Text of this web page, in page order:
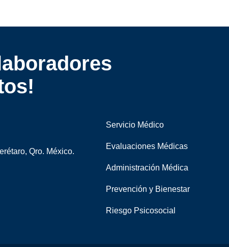
Qro. México.
Servicio Médico
Evaluaciones Médicas
Administración Médica
Prevención y Bienestar
Riesgo Psicosocial